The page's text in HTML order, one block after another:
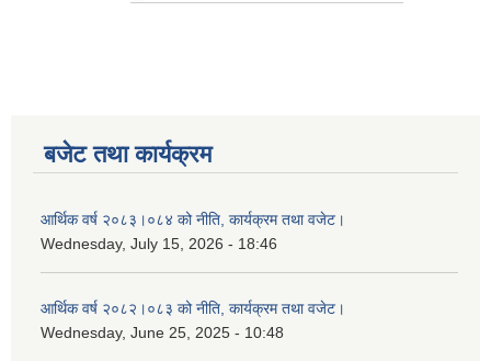
बजेट तथा कार्यक्रम
आर्थिक वर्ष २०८३।०८४ को नीति, कार्यक्रम तथा वजेट।
Wednesday, July 15, 2026 - 18:46
आर्थिक वर्ष २०८२।०८३ को नीति, कार्यक्रम तथा वजेट।
Wednesday, June 25, 2025 - 10:48